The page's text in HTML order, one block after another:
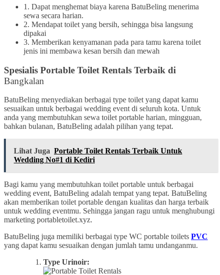
1. Dapat menghemat biaya karena BatuBeling menerima
sewa secara harian.
2. Mendapat toilet yang bersih, sehingga bisa langsung
dipakai
3. Memberikan kenyamanan pada para tamu karena toilet
jenis ini membawa kesan bersih dan mewah
Spesialis Portable Toilet Rentals Terbaik di
Bangkalan
BatuBeling menyediakan berbagai type toilet yang dapat kamu
sesuaikan untuk berbagai wedding event di seluruh kota. Untuk
anda yang membutuhkan sewa toilet portable harian, mingguan,
bahkan bulanan, BatuBeling adalah pilihan yang tepat.
Lihat Juga Portable Toilet Rentals Terbaik Untuk
Wedding No#1 di Kediri
Bagi kamu yang membutuhkan toilet portable untuk berbagai
wedding event, BatuBeling adalah tempat yang tepat. BatuBeling
akan memberikan toilet portable dengan kualitas dan harga terbaik
untuk wedding eventmu. Sehingga jangan ragu untuk menghubungi
marketing portabletoilet.xyz.
BatuBeling juga memiliki berbagai type WC portable toilets PVC
yang dapat kamu sesuaikan dengan jumlah tamu undanganmu.
Type Urinoir: